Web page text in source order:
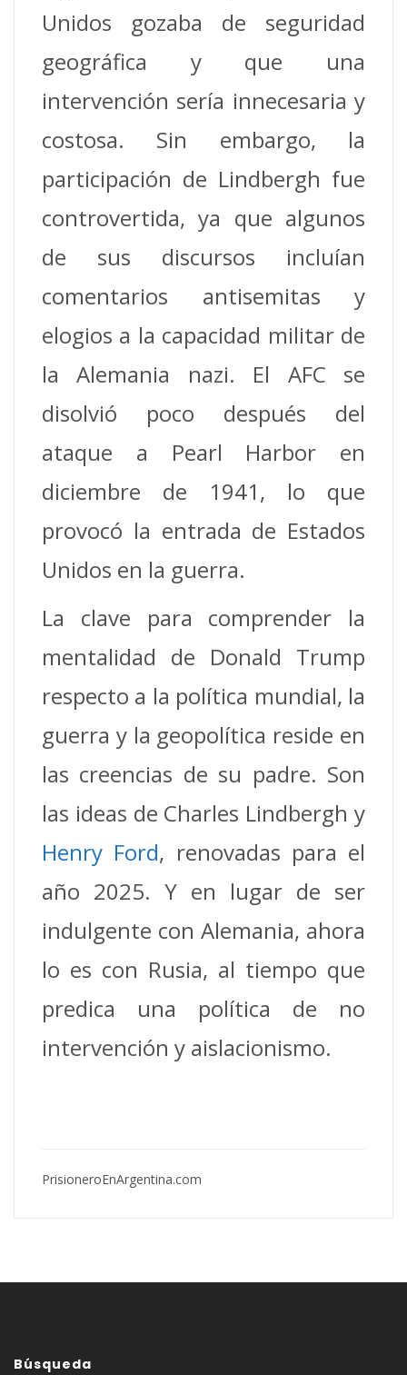
Unidos gozaba de seguridad
geográfica y que una
intervención sería innecesaria y
costosa. Sin embargo, la
participación de Lindbergh fue
controvertida, ya que algunos
de sus discursos incluían
comentarios antisemitas y
elogios a la capacidad militar de
la Alemania nazi. El AFC se
disolvió poco después del
ataque a Pearl Harbor en
diciembre de 1941, lo que
provocó la entrada de Estados
Unidos en la guerra.
La clave para comprender la
mentalidad de Donald Trump
respecto a la política mundial, la
guerra y la geopolítica reside en
las creencias de su padre. Son
las ideas de Charles Lindbergh y
Henry Ford, renovadas para el
año 2025. Y en lugar de ser
indulgente con Alemania, ahora
lo es con Rusia, al tiempo que
predica una política de no
intervención y aislacionismo.
PrisioneroEnArgentina.com
Búsqueda